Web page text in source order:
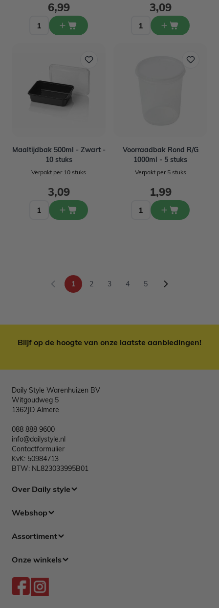
6,99 3,09
Maaltijdbak 500ml - Zwart -
10 stuks
Verpakt per 10 stuks
3,09
Voorraadbak Rond R/G
1000ml - 5 stuks
Verpakt per 5 stuks
1,99
U lees momenteel pagina
1 Pagina
2 Pagina
3 Pagina
4 Pagina
5
Blijf op de hoogte van onze laatste aanbiedingen!
Daily Style Warenhuizen BV
Witgoudweg 5
1362JD Almere
088 888 9600
info@dailystyle.nl
Contactformulier
KvK: 50984713
BTW: NL823033995B01
Over Daily style
Webshop
Assortiment
Onze winkels